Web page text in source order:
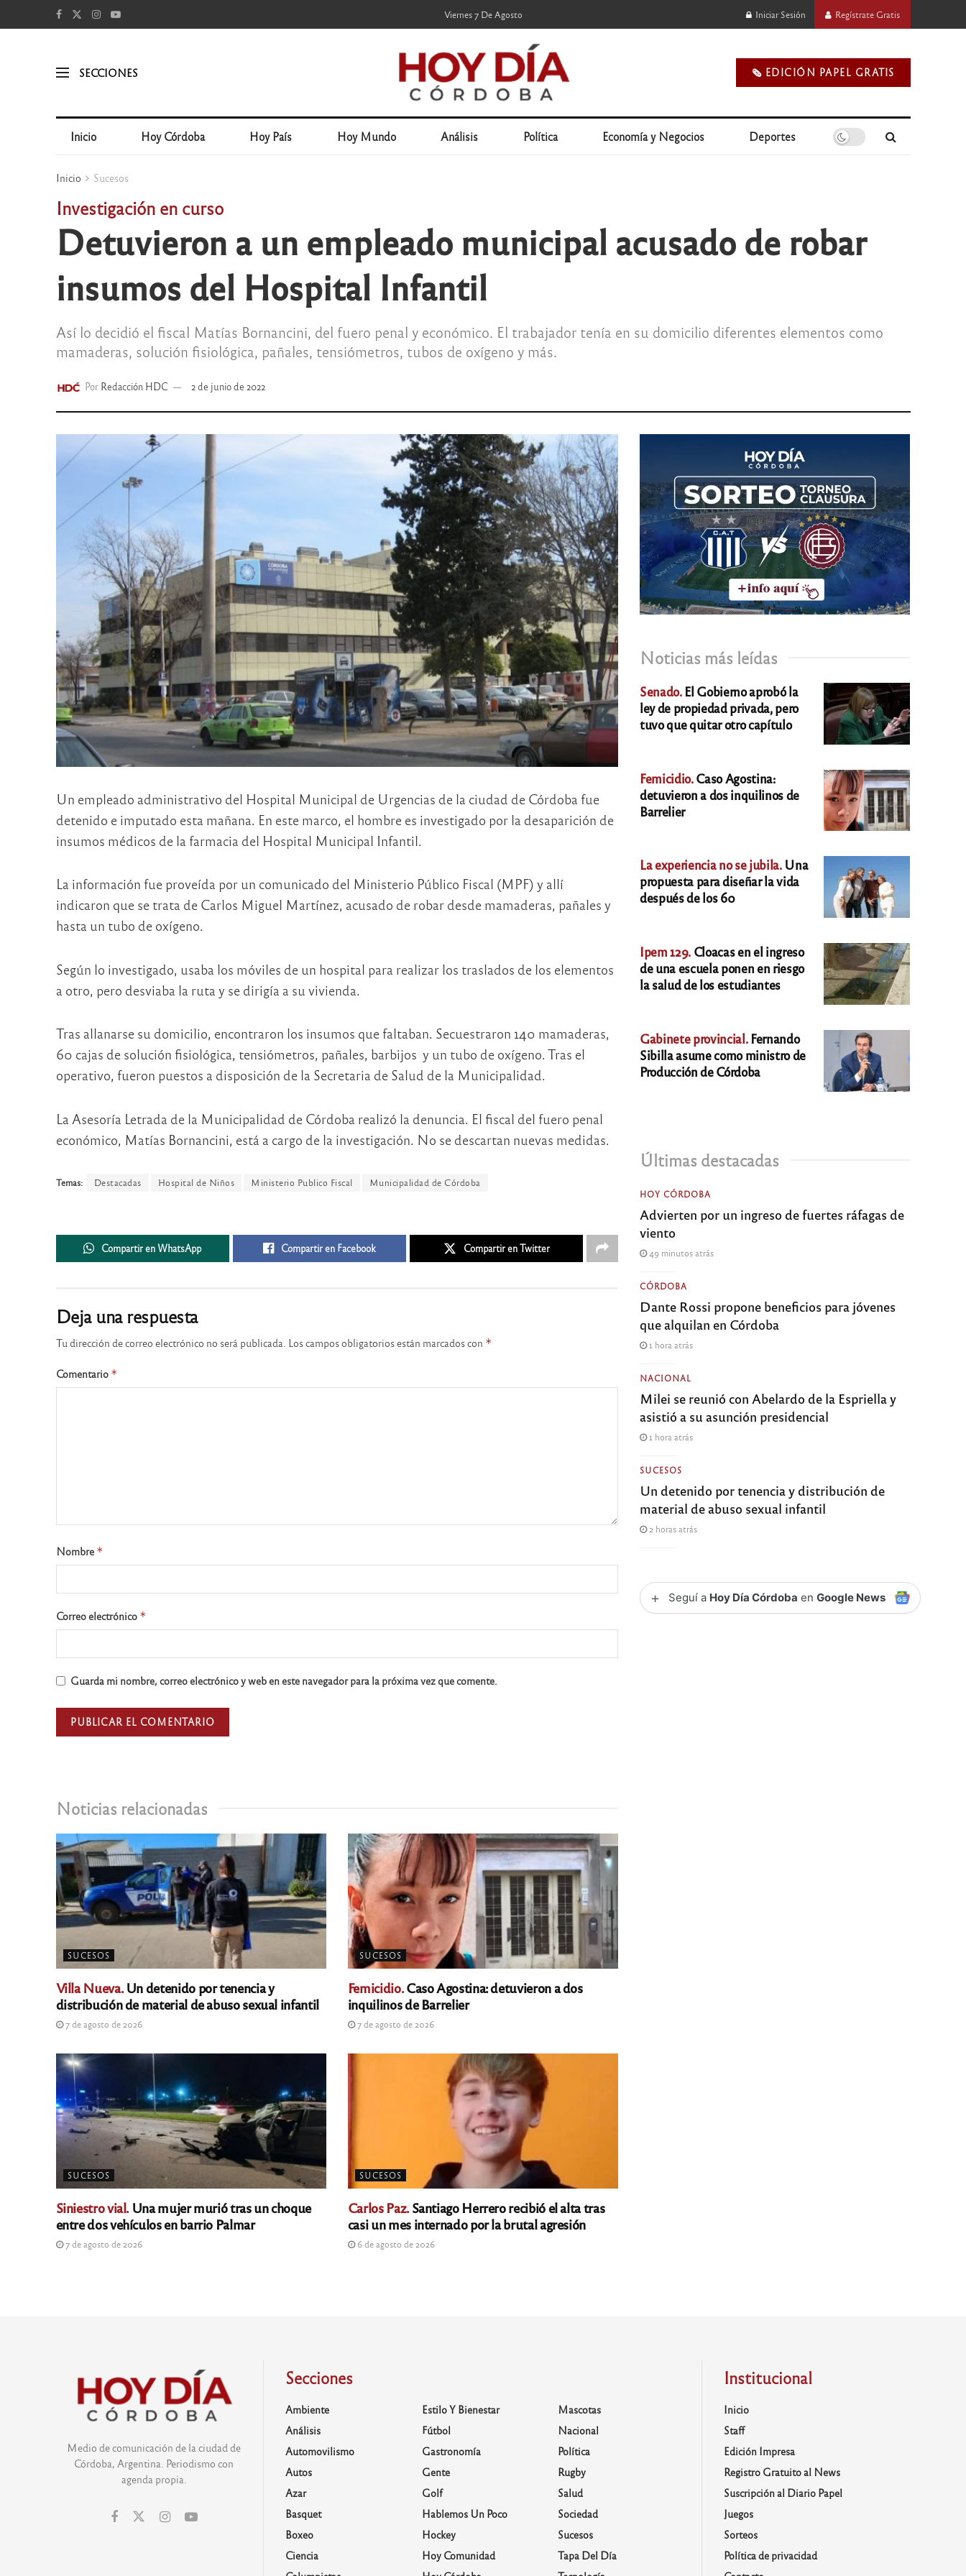
Viernes 7 De Agosto Iniciar Sesión Regístrate Gratis
SECCIONES 🗞️ EDICIÓN PAPEL GRATIS
Inicio Hoy Córdoba Hoy País Hoy Mundo Análisis Política Economía y Negocios Deportes
Inicio Sucesos
Investigación en curso
Detuvieron a un empleado municipal acusado de robar
insumos del Hospital Infantil
Así lo decidió el fiscal Matías Bornancini, del fuero penal y económico. El trabajador tenía en su domicilio diferentes elementos como
mamaderas, solución fisiológica, pañales, tensiómetros, tubos de oxígeno y más.
Por Redacción HDC 2 de junio de 2022
Un empleado administrativo del Hospital Municipal de Urgencias de la ciudad de Córdoba fue
detenido e imputado esta mañana. En este marco, el hombre es investigado por la desaparición de
insumos médicos de la farmacia del Hospital Municipal Infantil.
La información fue proveída por un comunicado del Ministerio Público Fiscal (MPF) y allí
indicaron que se trata de Carlos Miguel Martínez, acusado de robar desde mamaderas, pañales y
hasta un tubo de oxígeno.
Según lo investigado, usaba los móviles de un hospital para realizar los traslados de los elementos
a otro, pero desviaba la ruta y se dirigía a su vivienda.
Tras allanarse su domicilio, encontraron los insumos que faltaban. Secuestraron 140 mamaderas,
60 cajas de solución fisiológica, tensiómetros, pañales, barbijos y un tubo de oxígeno. Tras el
operativo, fueron puestos a disposición de la Secretaria de Salud de la Municipalidad.
La Asesoría Letrada de la Municipalidad de Córdoba realizó la denuncia. El fiscal del fuero penal
económico, Matías Bornancini, está a cargo de la investigación. No se descartan nuevas medidas.
Temas: Destacadas Hospital de Niños Ministerio Publico Fiscal Municipalidad de Córdoba
Compartir en WhatsApp Compartir en Facebook Compartir en Twitter
Noticias relacionadas
SUCESOS
Villa Nueva.Un detenido por tenencia y
distribución de material de abuso sexual infantil
7 de agosto de 2026
SUCESOS
Femicidio.Caso Agostina: detuvieron a dos
inquilinos de Barrelier
7 de agosto de 2026
SUCESOS
Siniestro vial. Una mujer murió tras un choque
entre dos vehículos en barrio Palmar
7 de agosto de 2026
SUCESOS
Carlos Paz.Santiago Herrero recibió el alta tras
casi un mes internado por la brutal agresión
6 de agosto de 2026
Deja una respuesta
Tu dirección de correo electrónico no será publicada. Los campos obligatorios están marcados con *
Comentario *
Nombre *
Correo electrónico *
Guarda mi nombre, correo electrónico y web en este navegador para la próxima vez que comente.
Noticias más leídas
Senado.El Gobierno aprobó la
ley de propiedad privada, pero
tuvo que quitar otro capítulo
Femicidio.Caso Agostina:
detuvieron a dos inquilinos de
Barrelier
La experiencia no se jubila.Una
propuesta para diseñar la vida
después de los 60
Ipem 129. Cloacas en el ingreso
de una escuela ponen en riesgo
la salud de los estudiantes
Gabinete provincial.Fernando
Sibilla asume como ministro de
Producción de Córdoba
Últimas destacadas
HOY CÓRDOBA
Advierten por un ingreso de fuertes ráfagas de
viento
49 minutos atrás
CÓRDOBA
Dante Rossi propone beneficios para jóvenes
que alquilan en Córdoba
1 hora atrás
NACIONAL
Milei se reunió con Abelardo de la Espriella y
asistió a su asunción presidencial
1 hora atrás
SUCESOS
Un detenido por tenencia y distribución de
material de abuso sexual infantil
2 horas atrás
+ Seguí a Hoy Día Córdoba enGoogle News
Medio de comunicación de la ciudad de
Córdoba, Argentina. Periodismo con
agenda propia.
Secciones
Ambiente
Análisis
Automovilismo
Autos
Azar
Basquet
Boxeo
Ciencia
Estilo Y Bienestar
Fútbol
Gastronomía
Gente
Golf
Hablemos Un Poco
Hockey
Hoy Comunidad
Mascotas
Nacional
Política
Rugby
Salud
Sociedad
Sucesos
Tapa Del Día
Institucional
Inicio
Staff
Edición Impresa
Registro Gratuito al News
Suscripción al Diario Papel
Juegos
Sorteos
Política de privacidad